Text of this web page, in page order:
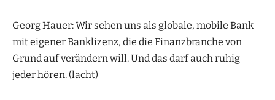
Georg Hauer: Wir sehen uns als globale, mobile Bank
mit eigener Banklizenz, die die Finanzbranche von
Grund auf verändern will. Und das darf auch ruhig
jeder hören. (lacht)